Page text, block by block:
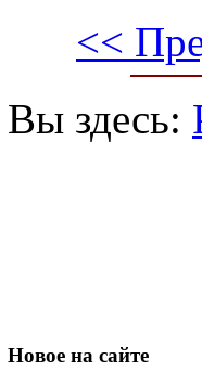
<<
Вы здесь:
Новое на сайте